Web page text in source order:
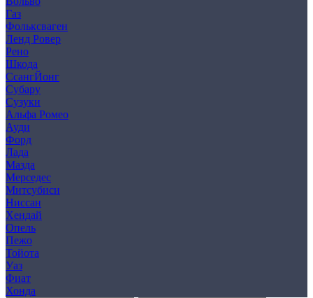
Газ
Фольксваген
Ленд Ровер
Рено
Шкода
СсангЙонг
Субару
Сузуки
Альфа Ромео
Ауди
Форд
Лада
Мазда
Мерседес
Митсубиси
Ниссан
Хендай
Опель
Пежо
Тойота
Уаз
Фиат
Хонда